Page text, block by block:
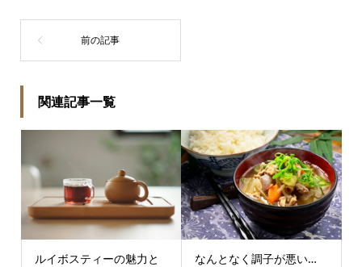
関連記事一覧
ルイボスティーの魅力と
なんとなく調子が悪い…